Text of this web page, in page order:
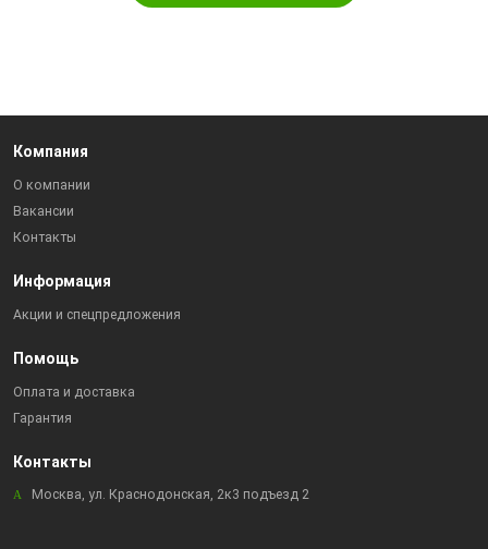
Компания
О компании
Вакансии
Контакты
Информация
Акции и спецпредложения
Помощь
Оплата и доставка
Гарантия
Контакты
Москва, ул. Краснодонская, 2к3 подъезд 2